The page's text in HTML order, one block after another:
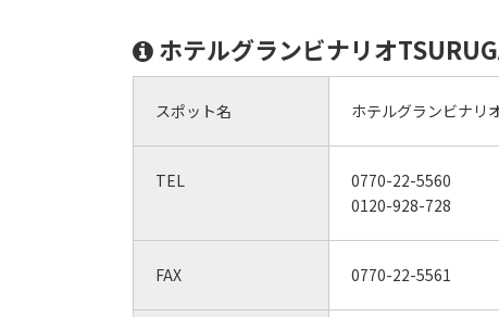
ホテルグランビナリオ
スポット名 ホテルグランビナリ
TEL
0770-22-5560
0120-928-728
FAX 0770-22-5561